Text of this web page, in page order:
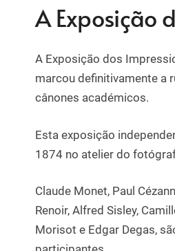
A Exposição
A Exposição dos
marcou definitivamente a
cânones académicos.
Esta exposição
1874 no atelier do
Claude Monet, Paul
Renoir, Alfred Sisley,
Morisot e Edgar Degas,